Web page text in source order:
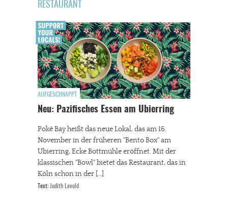
RESTAURANT
AUFGESCHNAPPT
Neu: Pazifisches Essen am Ubierring
Poké Bay heißt das neue Lokal, das am 16.
November in der früheren "Bento Box" am
Ubierring, Ecke Bottmühle eröffnet. Mit der
klassischen "Bowl" bietet das Restaurant, das in
Köln schon in der […]
Text: Judith Levold